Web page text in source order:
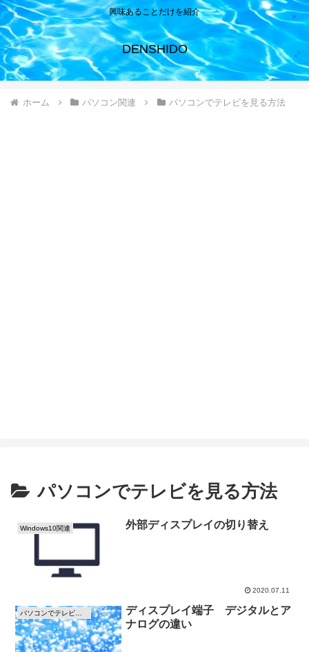
興味あることだけを紹介
DENSHIDO
ホーム パソコン関連 パソコンでテレビを見る方法
パソコンでテレビを見る方法
Windows10関連 外部ディスプレイの切り替え
2020.07.11
パソコンでテレビを見る方法
ディスプレイ端子 デジタルとア
ナログの違い